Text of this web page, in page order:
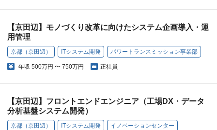
【京田辺】モノづくり改革に向けたシステム企画導入・運
用管理
京都（京田辺） ITシステム開発 パワートランスミッション事業部
年収 500万円 〜 750万円 正社員
【京田辺】フロントエンドエンジニア（工場DX・データ
分析基盤システム開発）
京都（京田辺） ITシステム開発 イノベーションセンター